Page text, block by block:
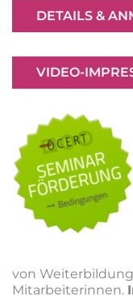
DETAILS &
VIDEO-
von
Mitarbeiterinnen.